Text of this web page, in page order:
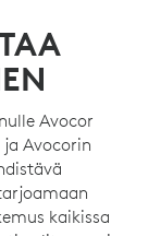
Avocor
Avocorin
kaikissa